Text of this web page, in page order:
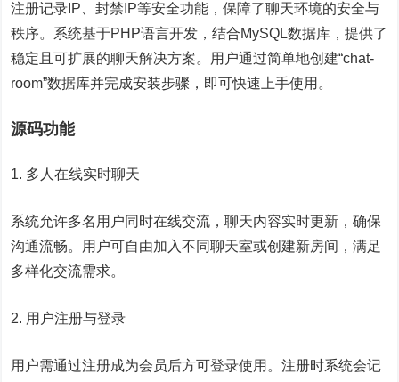
注册记录IP、封禁IP等安全功能，保障了聊天环境的安全与
秩序。系统基于PHP语言开发，结合MySQL数据库，提供了
稳定且可扩展的聊天解决方案。用户通过简单地创建“chat-
room”数据库并完成安装步骤，即可快速上手使用。
源码功能
1. 多人在线实时聊天
系统允许多名用户同时在线交流，聊天内容实时更新，确保
沟通流畅。用户可自由加入不同聊天室或创建新房间，满足
多样化交流需求。
2. 用户注册与登录
用户需通过注册成为会员后方可登录使用。注册时系统会记